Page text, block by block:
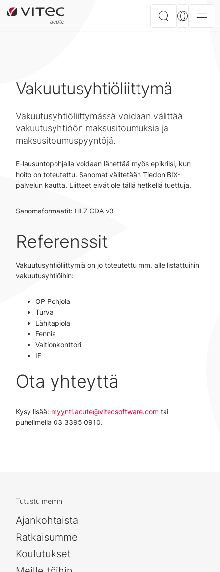
Vakuutusyhtiöliittymä
Vakuutusyhtiöliittymässä voidaan välittää
vakuutusyhtiöön maksusitoumuksia ja
maksusitoumuspyyntöjä.
E-lausuntopohjalla voidaan lähettää myös epikriisi, kun
hoito on toteutettu. Sanomat välitetään Tiedon BIX-
palvelun kautta. Liitteet eivät ole tällä hetkellä tuettuja.
Sanomaformaatit: HL7 CDA v3
Referenssit
Vakuutusyhtiöliittymiä on jo toteutettu mm. alle listattuihin
vakuutusyhtiöihin:
OP Pohjola
Turva
Lähitapiola
Fennia
Valtionkonttori
IF
Ota yhteyttä
Kysy lisää: myynti.acute@vitecsoftware.com tai
puhelimella 03 3395 0910.
Tutustu meihin
Ajankohtaista
Ratkaisumme
Koulutukset